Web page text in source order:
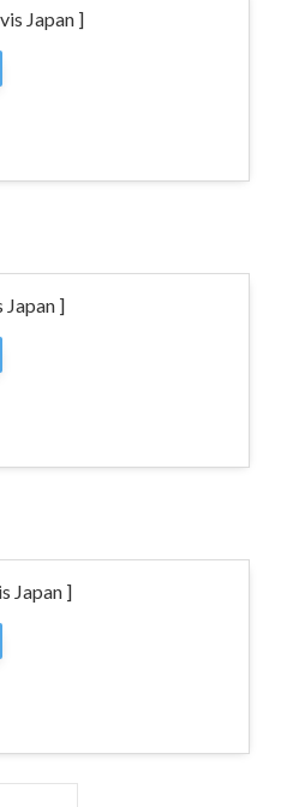
Japan ]
Japan ]
Japan ]